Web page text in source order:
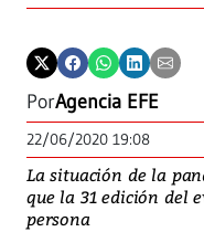
PorAgencia EFE
22/06/2020 19:08
La situación de la
que la 31 edición del
persona